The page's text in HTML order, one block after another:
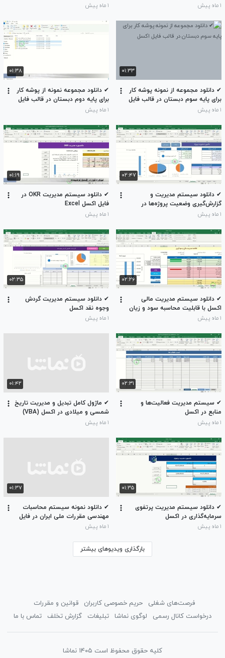
اکسل۱ ماه پیش
اکسل۱ ماه پیش
۰۱:۳۳
✔ دانلود مجموعه از نمونه پوشه کار
برای پایه سوم دبستان در قالب فایل
اکسل۱ ماه پیش
۰۱:۳۸
✔ دانلود مجموعه نمونه از پوشه کار
برای پایه دوم دبستان در قالب فایل
اکسل۱ ماه پیش
۰۲:۴۷
✔ دانلود سیستم مدیریت و
گزارش‌گیری وضعیت پروژه‌ها در
اکسل۱ ماه پیش
۰۱:۱۹
✔ دانلود سیستم مدیریت OKR در
فایل اکسل Excel
۱ ماه پیش
۰۲:۲۶
✔ دانلود سیستم مدیریت مالی
اکسل با قابلیت محاسبه سود و زیان
۱ ماه پیش
۰۲:۳۵
✔ دانلود سیستم مدیریت گردش
وجوه نقد اکسل
۱ ماه پیش
۰۲:۳۱
✔ سیستم مدیریت فعالیت‌ها و
منابع در اکسل
۱ ماه پیش
۰۱:۴۲
✔ ماژول کامل تبدیل و مدیریت تاریخ
شمسی و میلادی در اکسل (VBA)
۱ ماه پیش
۰۱:۳۵
✔ دانلود سیستم مدیریت پرتفوی
سرمایه‌گذاری در اکسل
۱ ماه پیش
۰۱:۳۷
✔ دانلود نمونه سیستم محاسبات
مهندسی مقررات ملی ایران در فایل
اکسل۱ ماه پیش
بارگذاری ویدیوهای بیشتر
کلیه حقوق محفوظ است ۱۴۰۵ نماشا
فرصت‌های شغلی حریم خصوصی کاربران
قوانین و مقررات
درخواست کانال رسمی
لوگوی نماشا تبلیغات گزارش تخلف تماس با ما